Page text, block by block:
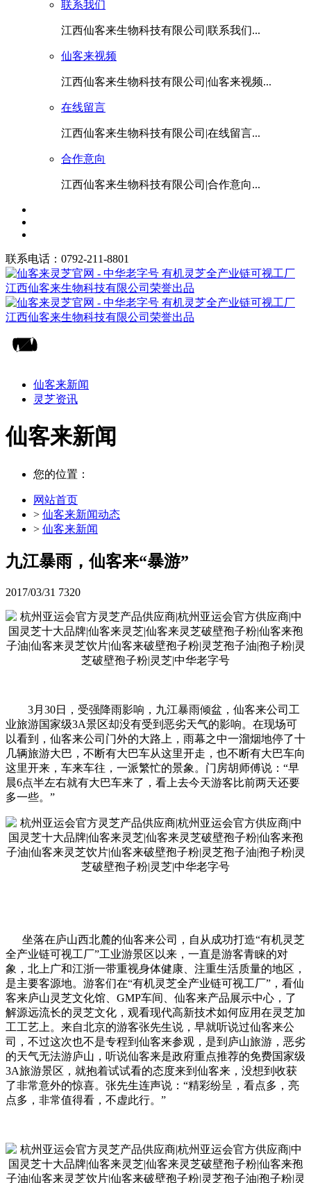
联系我们
江西仙客来生物科技有限公司|联系我们...
仙客来视频
江西仙客来生物科技有限公司|仙客来视频...
在线留言
江西仙客来生物科技有限公司|在线留言...
合作意向
江西仙客来生物科技有限公司|合作意向...
联系电话：0792-211-8801
仙客来新闻
灵芝资讯
仙客来新闻
您的位置：
网站首页
> 仙客来新闻动态
> 仙客来新闻
九江暴雨，仙客来“暴游”
2017/03/31 7320
3月30日，受强降雨影响，九江暴雨倾盆，仙客来公司工
业旅游国家级3A景区却没有受到恶劣天气的影响。在现场可
以看到，仙客来公司门外的大路上，雨幕之中一溜烟地停了十
几辆旅游大巴，不断有大巴车从这里开走，也不断有大巴车向
这里开来，车来车往，一派繁忙的景象。门房胡师傅说：“早
晨6点半左右就有大巴车来了，看上去今天游客比前两天还要
多一些。”
坐落在庐山西北麓的仙客来公司，自从成功打造“有机灵芝
全产业链可视工厂”工业游景区以来，一直是游客青睐的对
象，北上广和江浙一带重视身体健康、注重生活质量的地区，
是主要客源地。游客们在“有机灵芝全产业链可视工厂”，看仙
客来庐山灵芝文化馆、GMP车间、仙客来产品展示中心，了
解源远流长的灵芝文化，观看现代高新技术如何应用在灵芝加
工工艺上。来自北京的游客张先生说，早就听说过仙客来公
司，不过这次也不是专程到仙客来参观，是到庐山旅游，恶劣
的天气无法游庐山，听说仙客来是政府重点推荐的免费国家级
3A旅游景区，就抱着试试看的态度来到仙客来，没想到收获
了非常意外的惊喜。张先生连声说：“精彩纷呈，看点多，亮
点多，非常值得看，不虚此行。”